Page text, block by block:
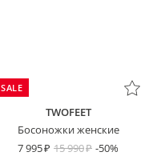
SALE
TWOFEET
Босоножки женские
7 995
15 990 -50%